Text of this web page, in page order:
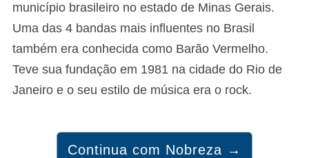
município brasileiro no estado de Minas Gerais.
Uma das 4 bandas mais influentes no Brasil
também era conhecida como Barão Vermelho.
Teve sua fundação em 1981 na cidade do Rio de
Janeiro e o seu estilo de música era o rock.
Continua com Nobreza →